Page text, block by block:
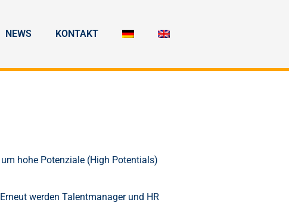
NEWS KONTAKT
hohe Potenziale (High Potentials)
werden Talentmanager und HR